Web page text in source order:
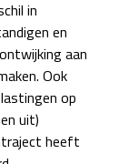
in
en
aan
Ook
op
uit)
heeft